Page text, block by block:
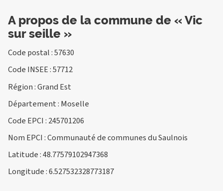
A propos de la commune de « Vic
sur seille »
Code postal : 57630
Code INSEE : 57712
Région : Grand Est
Département : Moselle
Code EPCI : 245701206
Nom EPCI : Communauté de communes du Saulnois
Latitude : 48.77579102947368
Longitude : 6.527532328773187